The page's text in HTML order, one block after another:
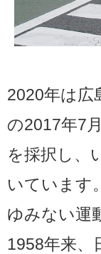
2020年は広
の2017年7
を採択し、
いています
ゆみない運
1958年来、